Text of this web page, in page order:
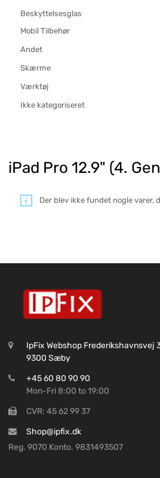
iPad Pro 12.9" (4.
Der blev ikke fundet nogle varer,
Beskyttelsesglas
Mobil Tilbehør
Andet
Skærme
Værktøj
Ikke kategoriseret
IpFix Webshop Frederikshavnsvej
9300 Sæby
+45 60 80 90 90
Mon-Fri 8:00 to 19:00
CVR: 45 62 99 37
Shop@ipfix.dk
Reg. 9070 Konto. 9831493507